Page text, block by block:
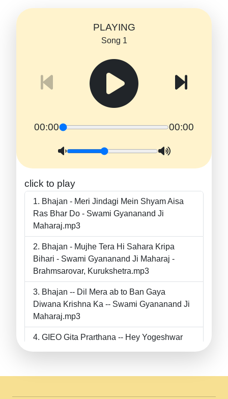
PLAYING
Song 1
00:00 00:00
click to play
Bhajan - Meri Jindagi Mein Shyam Aisa
Ras Bhar Do - Swami Gyananand Ji
Maharaj.mp3
Bhajan - Mujhe Tera Hi Sahara Kripa
Bihari - Swami Gyananand Ji Maharaj -
Brahmsarovar, Kurukshetra.mp3
Bhajan -- Dil Mera ab to Ban Gaya
Diwana Krishna Ka -- Swami Gyananand Ji
Maharaj.mp3
GIEO Gita Prarthana -- Hey Yogeshwar
II Swami Gyananand Ji Maharaj.mp3